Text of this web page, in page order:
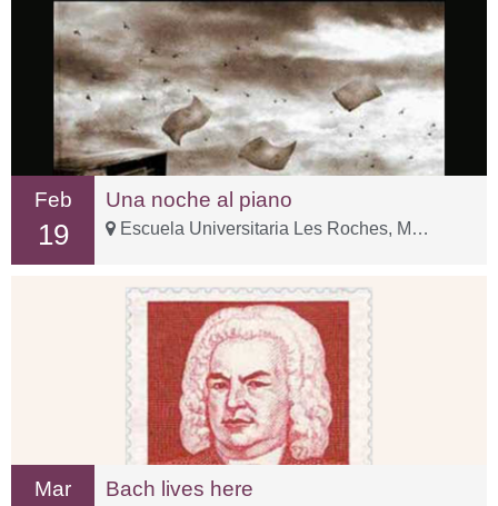
Feb
19
Una noche al piano
Escuela Universitaria Les Roches, Marbella – Carr. Istán, Km. 1
Mar Bach lives here